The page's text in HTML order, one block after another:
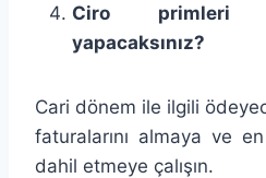
Ciro primleri
yapacaksınız?
Cari dönem ile ilgili
faturalarını almaya ve
dahil etmeye çalışın.